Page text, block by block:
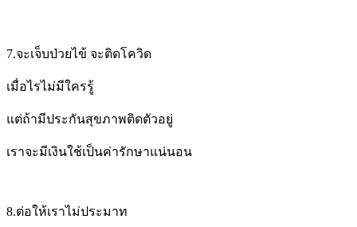
7.จะเจ็บป่วยไข้ จะติดโควิด
เมื่อไรไม่มีใครรู้
แต่ถ้ามีประกันสุขภาพติดตัวอยู่
เราจะมีเงินใช้เป็นค่ารักษาแน่นอน
8.ต่อให้เราไม่ประมาท